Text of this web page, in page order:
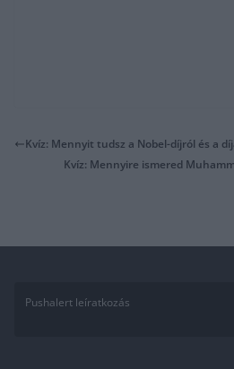
Kvíz: Mennyit tudsz a Nobel-díjról és a
Kvíz: Mennyire ismered
Pushalert leíratkozás